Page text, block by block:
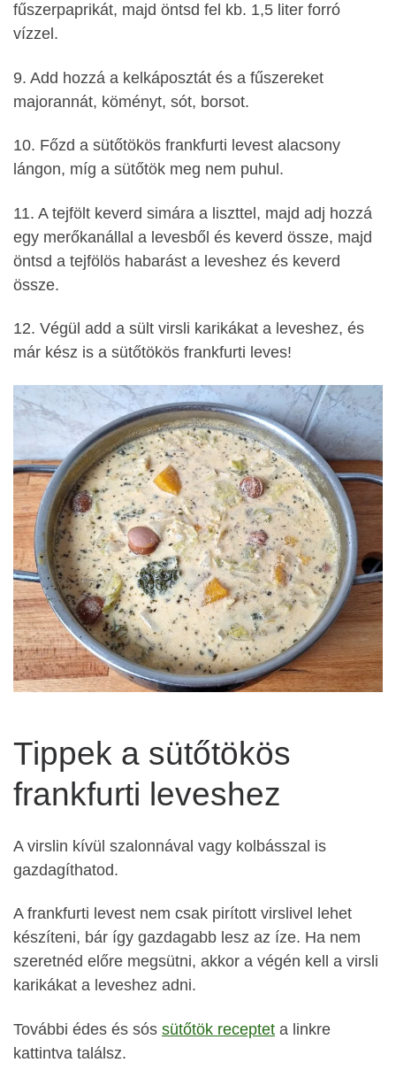
fűszerpaprikát, majd öntsd fel kb. 1,5 liter forró
vízzel.
9. Add hozzá a kelkáposztát és a fűszereket
majorannát, köményt, sót, borsot.
10. Főzd a sütőtökös frankfurti levest alacsony
lángon, míg a sütőtök meg nem puhul.
11. A tejfölt keverd simára a liszttel, majd adj hozzá
egy merőkanállal a levesből és keverd össze, majd
öntsd a tejfölös habarást a leveshez és keverd
össze.
12. Végül add a sült virsli karikákat a leveshez, és
már kész is a sütőtökös frankfurti leves!
Tippek a sütőtökös
frankfurti leveshez
A virslin kívül szalonnával vagy kolbásszal is
gazdagíthatod.
A frankfurti levest nem csak pirított virslivel lehet
készíteni, bár így gazdagabb lesz az íze. Ha nem
szeretnéd előre megsütni, akkor a végén kell a virsli
karikákat a leveshez adni.
További édes és sós sütőtök receptet a linkre
kattintva találsz.